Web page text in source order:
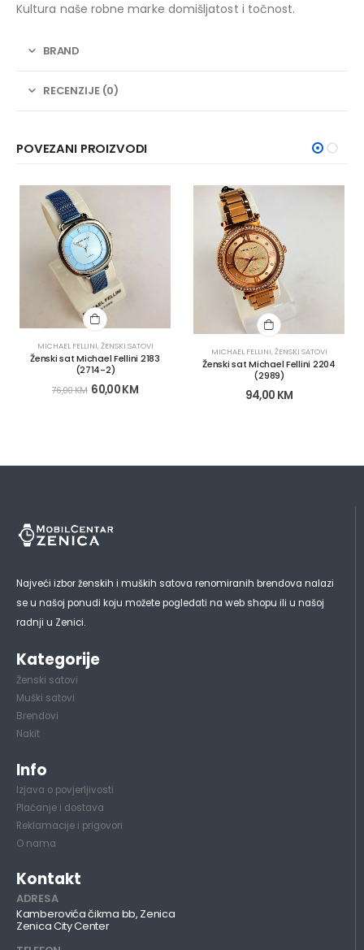
Kultura naše robne marke domišljatost i točnost.
BRAND
RECENZIJE (0)
POVEZANI PROIZVODI
MICHAEL FELLINI,ŽENSKI SATOVI
Ženski sat Michael Fellini 2183
(2714-2)
76,00KM 60,00KM
MICHAEL FELLINI,ŽENSKI SATOVI
Ženski sat Michael Fellini 2204
(2989)
94,00 KM
Najveći izbor ženskih i muških satova renomiranih brendova nalazi
se u našoj ponudi koju možete pogledati na web shopu ili u našoj
radnji u Zenici.
Kategorije
Ženski satovi
Muški satovi
Brendovi
Nakit
Info
Izjava o povjerljivosti
Plaćanje i dostava
Reklamacije i prigovori
O nama
Kontakt
ADRESA
Kamberovića čikma bb, Zenica
Zenica City Center